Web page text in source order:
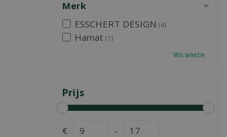
Merk
ESSCHERT DESIGN (4)
Hamat (1)
Wis selectie
Prijs
€ -